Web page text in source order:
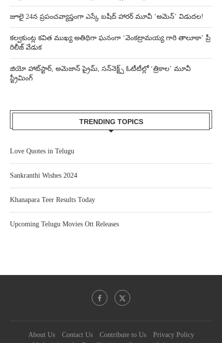
జూలై 24న ప్రపంచవ్యాప్తంగా ఎస్కే బషీద్‌ హారర్ మూవీ ‘అమెన్’ విడుదల!
కల్వకుంట్ల కవిత ముఖ్య అతిథిగా ఘనంగా ‘వెంకట్రామయ్య గారి తాలూకా’ ప్రీ
రిలీజ్ వేడుక
జియో హాట్‌స్టార్, అమెజాన్ ప్రైమ్, సన్‌నెక్ట్స్ ఓటీటీల్లో ‘త్రికాల’ మూవీ
స్ట్రీమింగ్
TRENDING TOPICS
Love Quotes in Telugu
Sankranthi Wishes 2024
Khanapara Teer Results Today
Upcoming Telugu Movies Ott Releases
About Us Contact Us Contribute to Us
Privacy Policy